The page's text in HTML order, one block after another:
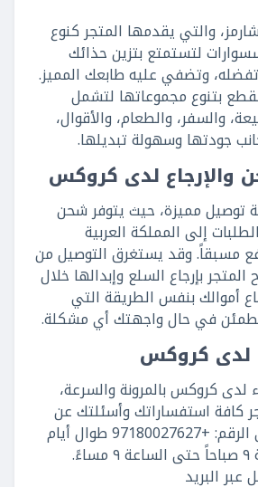
والتي يقدمها المتجر كنوع
لتستمتع بتزين حذائك
وتضفي عليه طابعك المميز.
بتنوع مجموعاتها لتشمل
والسفر، والطعام، والأقوال،
جودتها وسهولة تبديلها.
والإرجاع لدى كروكس
مميزة، حيث يتوفر شحن
إلى المملكة العربية
مسبقاً. وقد يستغرق التوصيل من
المتجر بإرجاع السلع وإبدالها خلال
أموالك بنفس الطريقة التي
في حال واجهتك أي مشكلة.
لدى كروكس
لدى كروكس بالمرونة والسرعة،
كافة استفساراتك وأسئلتك عن
طريق الاتصال على الرقم: +97180027627 طوال أيام
الأسبوع من الساعة ٩ صباحاً حتى الساعة ٩ مساءً.
عبر البريد